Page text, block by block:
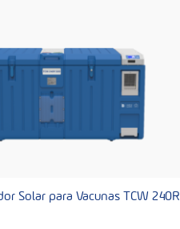
Solar para Vacunas TCW 240R